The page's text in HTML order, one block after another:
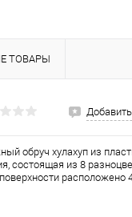
ТОВАРЫ
обруч хулахуп из
состоящая из 8